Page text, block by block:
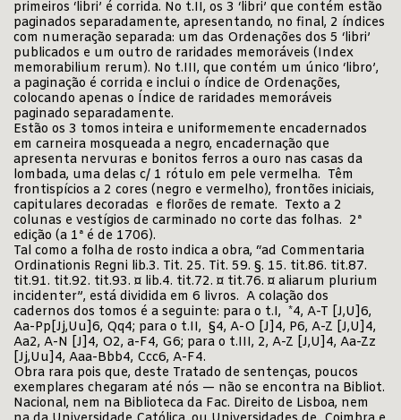
primeiros ‘libri’ é corrida. No t.II, os 3 ‘libri’ que contém estão
paginados separadamente, apresentando, no final, 2 índices
com numeração separada: um das Ordenações dos 5 ‘libri’
publicados e um outro de raridades memoráveis (Index
memorabilium rerum). No t.III, que contém um único ‘libro’,
a paginação é corrida e inclui o índice de Ordenações,
colocando apenas o Índice de raridades memoráveis
paginado separadamente.
Estão os 3 tomos inteira e uniformemente encadernados
em carneira mosqueada a negro, encadernação que
apresenta nervuras e bonitos ferros a ouro nas casas da
lombada, uma delas c/ 1 rótulo em pele vermelha. Têm
frontispícios a 2 cores (negro e vermelho), frontões iniciais,
capitulares decoradas e florões de remate. Texto a 2
colunas e vestígios de carminado no corte das folhas. 2ª
edição (a 1ª é de 1706).
Tal como a folha de rosto indica a obra, “ad Commentaria
Ordinationis Regni lib.3. Tit. 25. Tit. 59. §. 15. tit.86. tit.87.
tit.91. tit.92. tit.93. ¤ lib.4. tit.72. ¤ tit.76. ¤ aliarum plurium
incidenter”, está dividida em 6 livros. A colação dos
cadernos dos tomos é a seguinte: para o t.I, *4, A-T [J,U]6,
Aa-Pp[Jj,Uu]6, Qq4; para o t.II, §4, A-O [J]4, P6, A-Z [J,U]4,
Aa2, A-N [J]4, O2, a-F4, G6; para o t.III, 2, A-Z [J,U]4, Aa-Zz
[Jj,Uu]4, Aaa-Bbb4, Ccc6, A-F4.
Obra rara pois que, deste Tratado de sentenças, poucos
exemplares chegaram até nós — não se encontra na Bibliot.
Nacional, nem na Biblioteca da Fac. Direito de Lisboa, nem